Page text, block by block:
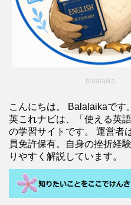
balalaika
こんにちは。 Balalaikaです。
英これナビは、「使える英
の学習サイトです。 運営者
員免許保有。自身の挫折経
りやすく解説しています。